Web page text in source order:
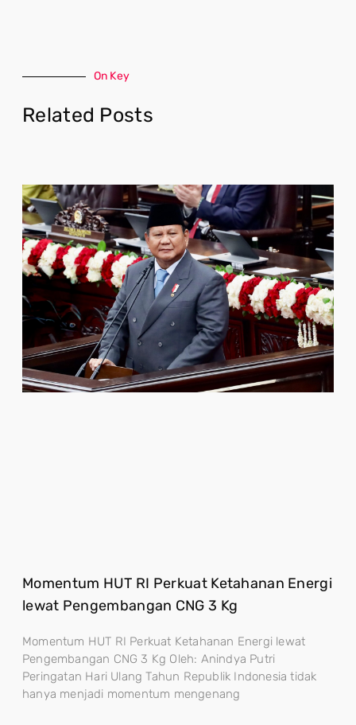
On Key
Related Posts
Momentum HUT RI Perkuat Ketahanan Energi
lewat Pengembangan CNG 3 Kg
Momentum HUT RI Perkuat Ketahanan Energi lewat
Pengembangan CNG 3 Kg Oleh: Anindya Putri
Peringatan Hari Ulang Tahun Republik Indonesia tidak
hanya menjadi momentum mengenang